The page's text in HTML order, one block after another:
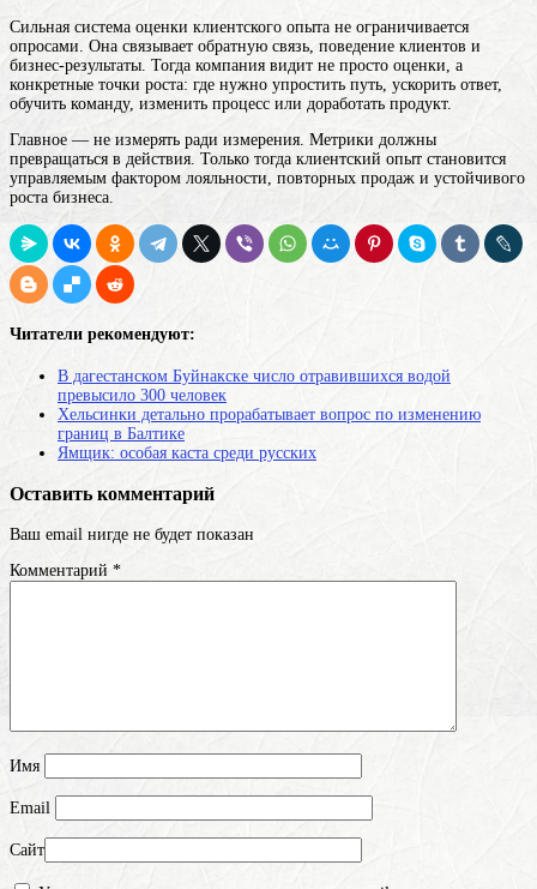
Сильная система оценки клиентского опыта не ограничивается
опросами. Она связывает обратную связь, поведение клиентов и
бизнес-результаты. Тогда компания видит не просто оценки, а
конкретные точки роста: где нужно упростить путь, ускорить ответ,
обучить команду, изменить процесс или доработать продукт.
Главное — не измерять ради измерения. Метрики должны
превращаться в действия. Только тогда клиентский опыт становится
управляемым фактором лояльности, повторных продаж и устойчивого
роста бизнеса.
Читатели рекомендуют:
В дагестанском Буйнакске число отравившихся водой
превысило 300 человек
Хельсинки детально прорабатывает вопрос по изменению
границ в Балтике
Ямщик: особая каста среди русских
Оставить комментарий
Ваш email нигде не будет показан
Комментарий *
Имя
Email
Сайт